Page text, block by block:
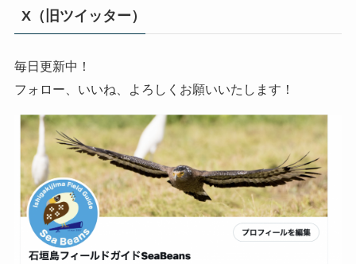
X（旧ツイッター）
毎日更新中！
フォロー、いいね、よろしくお願いいたします！